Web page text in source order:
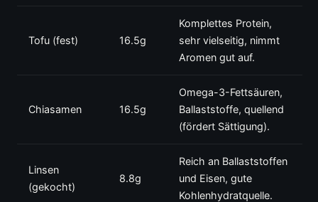
Tofu (fest) 16.5g
Komplettes Protein,
sehr vielseitig, nimmt
Aromen gut auf.
Chiasamen 16.5g
Omega-3-Fettsäuren,
Ballaststoffe, quellend
(fördert Sättigung).
Linsen
(gekocht)
8.8g
Reich an Ballaststoffen
und Eisen, gute
Kohlenhydratquelle.